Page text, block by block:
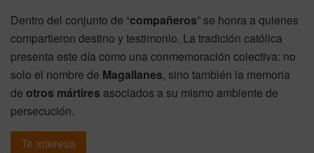
Dentro del conjunto de “compañeros” se honra a quienes
compartieron destino y testimonio. La tradición católica
presenta este día como una conmemoración colectiva: no
solo el nombre de Magallanes, sino también la memoria
de otros mártires asociados a su mismo ambiente de
persecución.
Te interesa